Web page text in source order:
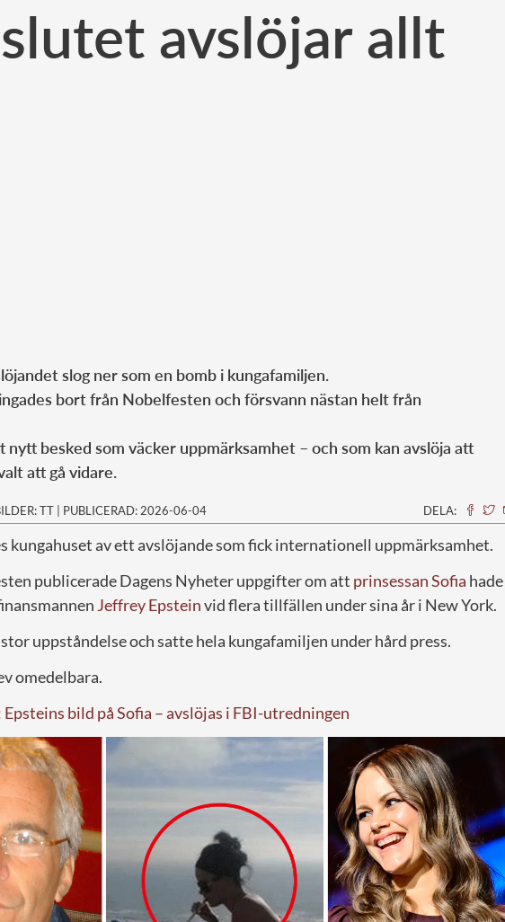
avslöjar allt
slog ner som en bomb i kungafamiljen.
bort från Nobelfesten och försvann nästan helt från
besked som väcker uppmärksamhet – och som kan avslöja att
att gå vidare.
TT | PUBLICERAD: 2026-06-04 DELA:
kungahuset av ett avslöjande som fick internationell uppmärksamhet.
publicerade Dagens Nyheter uppgifter om att prinsessan Sofia hade
Jeffrey Epsteinvid flera tillfällen under sina år i New York.
uppståndelse och satte hela kungafamiljen under hård press.
omedelbara.
Epsteins bild på Sofia – avslöjas i FBI-utredningen